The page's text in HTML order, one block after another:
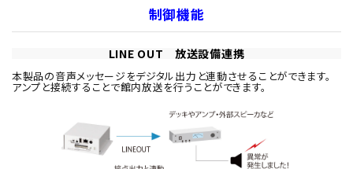
制御機能
LINE OUT 放送設備連携
本製品の音声メッセージをデジタル出力と連動させることができます。
アンプと接続することで館内放送を行うことができます。